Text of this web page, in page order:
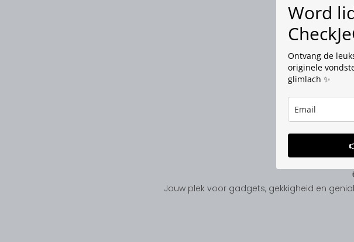
Word
Ontvang de
originele
glimlach ✨
Jouw plek voor gadgets, gekkigheid en